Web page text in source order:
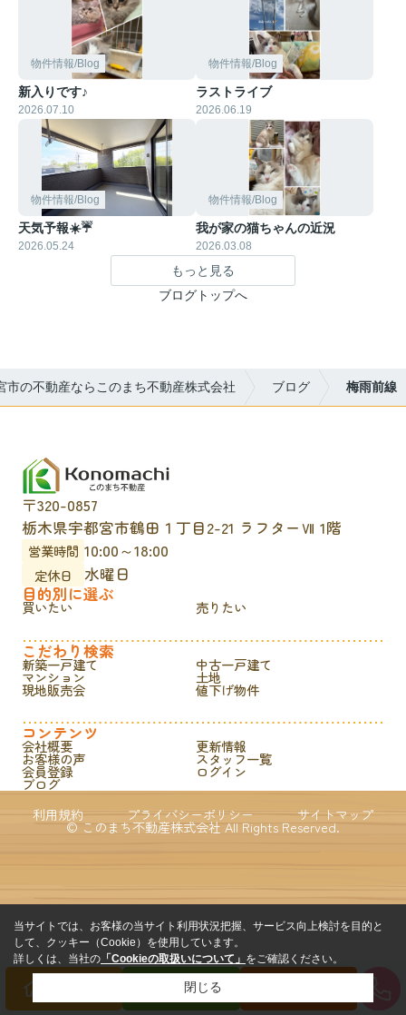
物件情報/Blog
新入りです♪
2026.07.10
物件情報/Blog
ラストライブ
2026.06.19
物件情報/Blog
天気予報☀️☔
2026.05.24
物件情報/Blog
我が家の猫ちゃんの近況
2026.03.08
もっと見る
ブログトップへ
市の不動産ならこのまち不動産株式会社 ブログ 梅雨前線
〒320-0857
栃木県宇都宮市鶴田１丁目2-21 ラフターⅦ 1階
営業時間 10:00～18:00
定休日
水曜日
目的別に選ぶ
買いたい 売りたい
こだわり検索
新築一戸建て 中古一戸建て
マンション 土地
現地販売会 値下げ物件
コンテンツ
会社概要 更新情報
お客様の声 スタッフ一覧
会員登録 ログイン
ブログ
利用規約
プライバシーポリシー サイトマップ
© このまち不動産株式会社 All Rights Reserved.
売りたい方
当サイトでは、お客様の当サイト利用状況把握、サービス向上検討を目的と
して、クッキー（Cookie）を使用しています。
詳しくは、当社の 「Cookieの取扱いについて」 をご確認ください。
閉じる